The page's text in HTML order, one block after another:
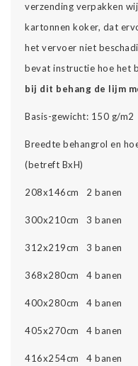
verzending verpakken
kartonnen koker, dat
het vervoer niet
bevat instructie hoe het
bij dit behang de lijm
Basis-gewicht: 150 g/m2
Breedte behangrol en
(betreft BxH)
208x146cm 2 banen
300x210cm 3 banen
312x219cm 3 banen
368x280cm 4 banen
400x280cm 4 banen
405x270cm 4 banen
416x254cm 4 banen